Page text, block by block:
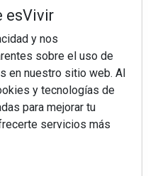
metabólico?
esVivir
y nos
sobre el uso de
en nuestro sitio web. Al
y tecnologías de
para mejorar tu
servicios más